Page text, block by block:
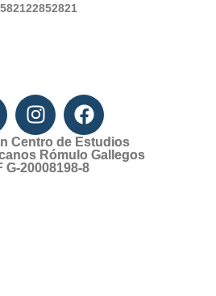
Centro de Estudios
Rómulo Gallegos
G-20008198-8